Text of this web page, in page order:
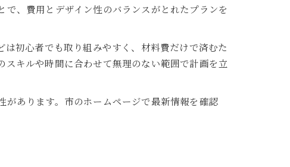
、費用とデザイン性のバランスがとれたプランを
初心者でも取り組みやすく、材料費だけで済むた
キルや時間に合わせて無理のない範囲で計画を立
あります。市のホームページで最新情報を確認